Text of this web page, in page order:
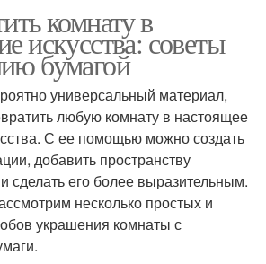
комнату в
искусства: советы
бумагой
универсальный материал,
любую комнату в настоящее
С ее помощью можно создать
добавить пространству
сделать его более выразительным.
несколько простых и
украшения комнаты с